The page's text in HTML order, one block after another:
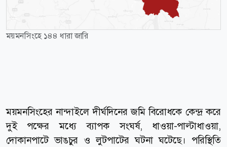
ময়মনসিংহে ১৪৪ ধারা জারি
ময়মনসিংহের নান্দাইলে দীর্ঘদিনের জমি বিরোধকে কেন্দ্র করে
দুই পক্ষের মধ্যে ব্যাপক সংঘর্ষ, ধাওয়া-পাল্টাধাওয়া,
দোকানপাটে ভাঙচুর ও লুটপাটের ঘটনা ঘটেছে। পরিস্থিতি